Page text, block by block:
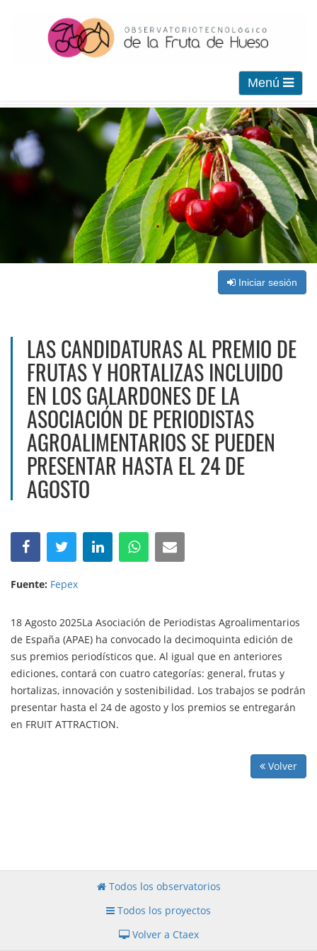
Menú
Iniciar sesión
LAS CANDIDATURAS AL PREMIO DE
FRUTAS Y HORTALIZAS INCLUIDO
EN LOS GALARDONES DE LA
ASOCIACIÓN DE PERIODISTAS
AGROALIMENTARIOS SE PUEDEN
PRESENTAR HASTA EL 24 DE
AGOSTO
Fuente: Fepex
18 Agosto 2025La Asociación de Periodistas Agroalimentarios
de España (APAE) ha convocado la decimoquinta edición de
sus premios periodísticos que. Al igual que en anteriores
ediciones, contará con cuatro categorías: general, frutas y
hortalizas, innovación y sostenibilidad. Los trabajos se podrán
presentar hasta el 24 de agosto y los premios se entregarán
en FRUIT ATTRACTION.
Volver
Todos los observatorios
Todos los proyectos
Volver a Ctaex